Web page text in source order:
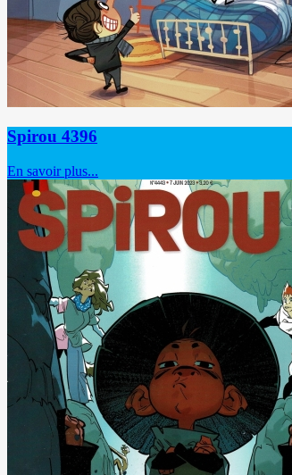
Spirou 4396
En savoir plus...